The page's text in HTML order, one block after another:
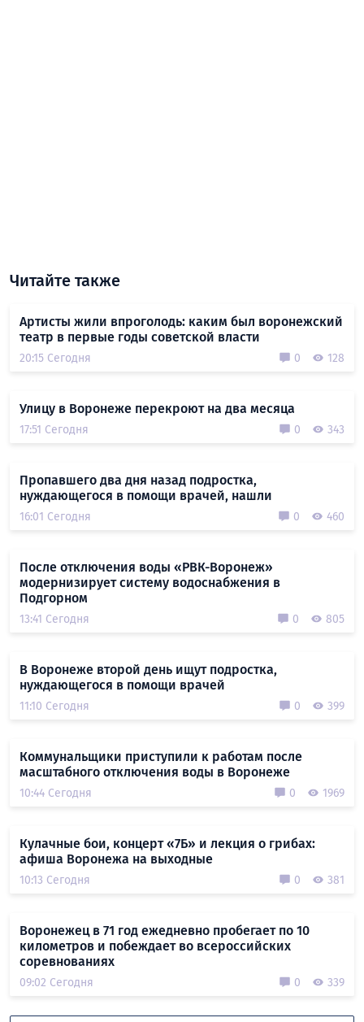
Читайте также
Артисты жили впроголодь: каким был воронежский
театр в первые годы советской власти
20:15 Сегодня 0 128
Улицу в Воронеже перекроют на два месяца
17:51 Сегодня 0 343
Пропавшего два дня назад подростка,
нуждающегося в помощи врачей, нашли
16:01 Сегодня 0 460
После отключения воды «РВК-Воронеж»
модернизирует систему водоснабжения в
Подгорном
13:41 Сегодня 0 805
В Воронеже второй день ищут подростка,
нуждающегося в помощи врачей
11:10 Сегодня 0 399
Коммунальщики приступили к работам после
масштабного отключения воды в Воронеже
10:44 Сегодня 0 1969
Кулачные бои, концерт «7Б» и лекция о грибах:
афиша Воронежа на выходные
10:13 Сегодня 0 381
Воронежец в 71 год ежедневно пробегает по 10
километров и побеждает во всероссийских
соревнованиях
09:02 Сегодня 0 339